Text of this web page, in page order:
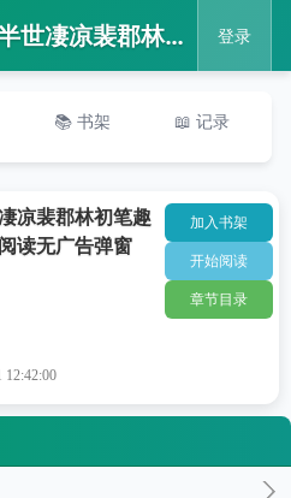
📖 一曲离殇，半世凄凉裴郡林初笔趣阁小说在线免费阅读无广告弹窗 登录
📚 书架 📖 记录
凉裴郡林初笔趣
读无广告弹窗
12:42:00
加入书架
开始阅读
章节目录